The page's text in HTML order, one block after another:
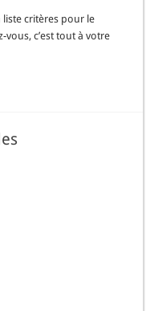
critères pour le
vous, c’est tout à votre